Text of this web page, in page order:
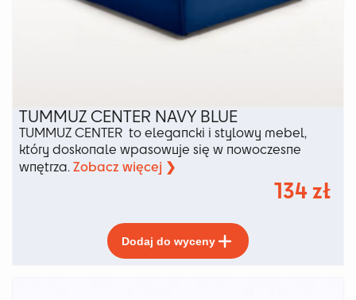
TUMMUZ CENTER NAVY BLUE
TUMMUZ CENTER to elegancki i stylowy mebel,
który doskonale wpasowuje się w nowoczesne
wnętrza.Zobacz więcej ❯
134zł
Dodaj do wyceny
produkt
ma